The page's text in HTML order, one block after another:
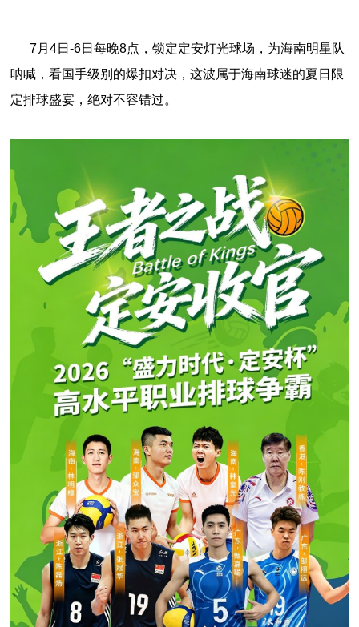
7月4日-6日每晚8点，锁定定安灯光球场，为海南明星队
呐喊，看国手级别的爆扣对决，这波属于海南球迷的夏日限
定排球盛宴，绝对不容错过。